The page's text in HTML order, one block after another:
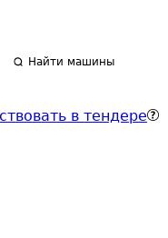
Найти машины
в тендере